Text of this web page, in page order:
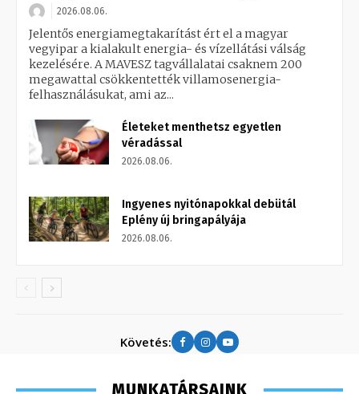
2026.08.06.
Jelentős energiamegtakarítást ért el a magyar
vegyipar a kialakult energia- és vízellátási válság
kezelésére. A MAVESZ tagvállalatai csaknem 200
megawattal csökkentették villamosenergia-
felhasználásukat, ami az...
Életeket menthetsz egyetlen
véradással
2026.08.06.
Ingyenes nyitónapokkal debütál
Eplény új bringapályája
2026.08.06.
Követés:
MUNKATÁRSAINK